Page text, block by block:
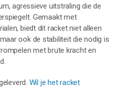
agressieve uitstraling die de
Gemaakt met
biedt dit racket niet alleen
ook de stabiliteit die nodig is
met brute kracht en
Wil je het racket